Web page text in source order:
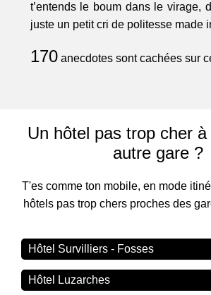
t’entends le boum dans le virage,
juste un petit cri de politesse made
170anecdotes sont cachées sur
Un hôtel pas trop cher
autre gare ?
T'es comme ton mobile, en mode
hôtels pas trop chers proches des
Hôtel Survilliers - Fosses
Hôtel Luzarches